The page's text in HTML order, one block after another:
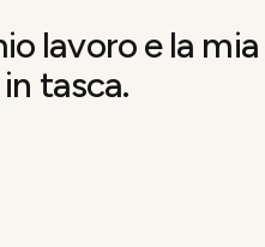
lavoro e la mia
tasca.